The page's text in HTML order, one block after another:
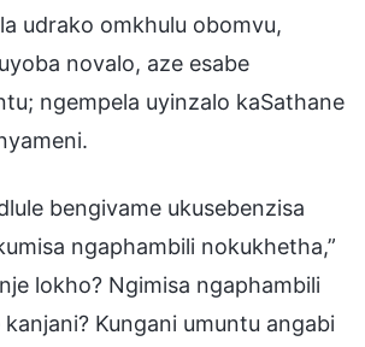
udrako omkhulu obomvu,
novalo, aze esabe
ngempela uyinzalo kaSathane
bengivame ukusebenzisa
ngaphambili nokukhetha,”
lokho? Ngimisa ngaphambili
Kungani umuntu angabi